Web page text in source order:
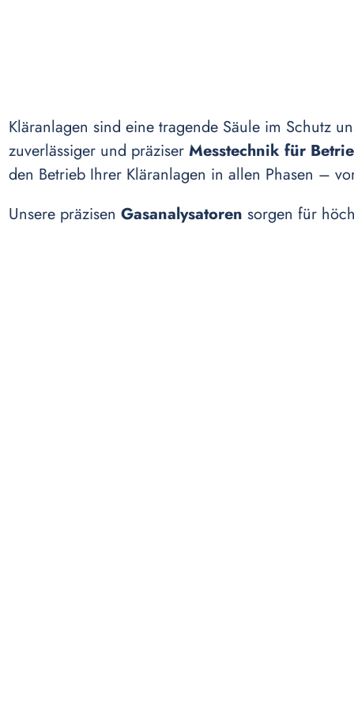
Kläranlagen sind eine tragende Säule im Schutz
zuverlässiger und präziserMesstechnik für
den Betrieb Ihrer Kläranlagen in allen Phasen –
Unsere präzisenGasanalysatoren sorgen für